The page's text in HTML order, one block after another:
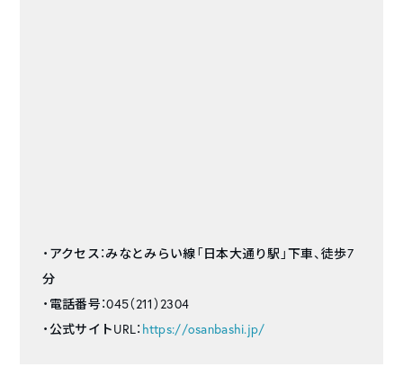
・アクセス：みなとみらい線「日本大通り駅」下車、徒歩7
分
・電話番号：045（211）2304
・公式サイトURL： https://osanbashi.jp/